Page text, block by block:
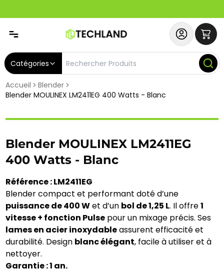
Catégories
Accueil
Blender
Blender MOULINEX LM2411EG 400 Watts - Blanc
Blender MOULINEX LM2411EG
400 Watts - Blanc
Référence : LM2411EG
Blender compact et performant doté d’une
puissance de 400 Wet d’un bol de 1,25 L. Il offre1
vitesse + fonction Pulse pour un mixage précis. Ses
lames en acier inoxydableassurent efficacité et
durabilité. Design blanc élégant, facile à utiliser et à
nettoyer.
Garantie : 1 an.